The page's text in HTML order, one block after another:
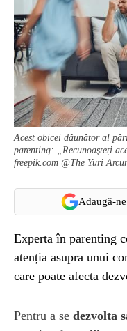
Acest obicei dăunător al
parenting: „Recunoașteți
freepik.com @The Yuri
Adaugă-
Experta în parenting
atenția asupra unui
care poate afecta
Pentru a se dezvolta